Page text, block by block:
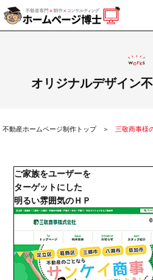
オリジナルデザイン
不動産ホームページ制作トップ 三敬商事様
ご家族をユーザーを
ターゲットにした
明るい雰囲気のＨＰ